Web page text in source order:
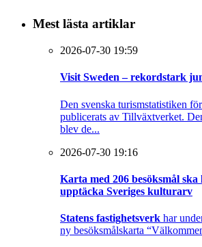
Mest lästa artiklar
2026-07-30 19:59
Visit Sweden – rekordstark
Den svenska turismstatistiken
publicerats av Tillväxtverket.
blev de...
2026-07-30 19:16
Karta med 206 besöksmål
upptäcka Sveriges kulturarv
Statens fastighetsverk har
ny besöksmålskarta